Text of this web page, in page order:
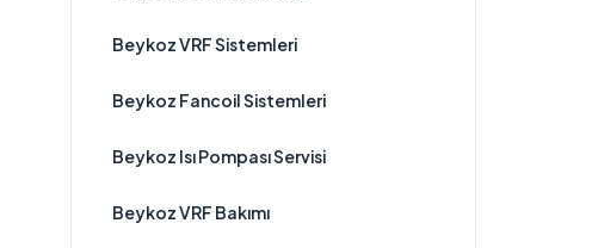
Beykoz VRF Sistemleri
Beykoz Fancoil Sistemleri
Beykoz Isı Pompası Servisi
Beykoz VRF Bakımı